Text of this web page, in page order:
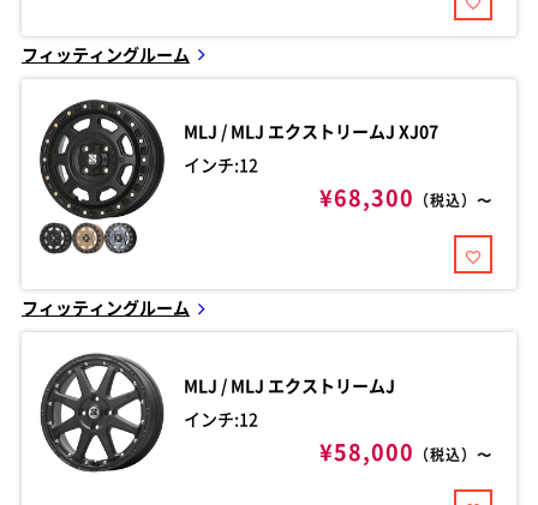
フィッティングルーム
MLJ / MLJ エクストリームJ XJ07
インチ:12
¥68,300 （税込）〜
フィッティングルーム
MLJ / MLJ エクストリームJ
インチ:12
¥58,000 （税込）〜